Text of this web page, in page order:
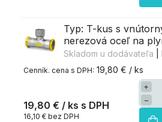
Typ: T-kus s
nerezová oceľ na
Skladom u dodávateľa
19,80 € / ks
19,80 € / ks
16,10 € bez DPH
+
−